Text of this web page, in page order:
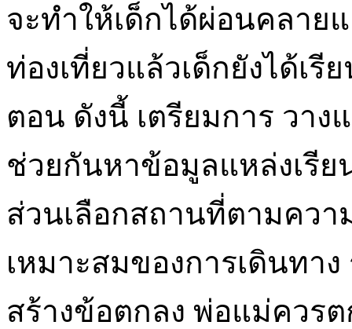
จะทำให้เด็กได้ผ่อนคลา
ท่องเที่ยวแล้วเด็กยังได้เ
ตอน ดังนี้ เตรียมการ วา
ช่วยกันหาข้อมูลแหล่งเรีย
ส่วนเลือกสถานที่ตามคว
เหมาะสมของการเดินทา
สร้างข้อตกลง พ่อแม่ควร